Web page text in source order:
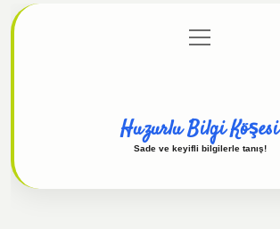
Gizlilik Politikası
menüyü
aç
Huzurlu Bilgi Köşesi
Sade ve keyifli bilgilerle tanış!